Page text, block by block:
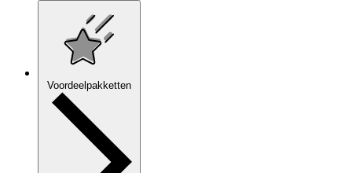
Voordeelpakketten